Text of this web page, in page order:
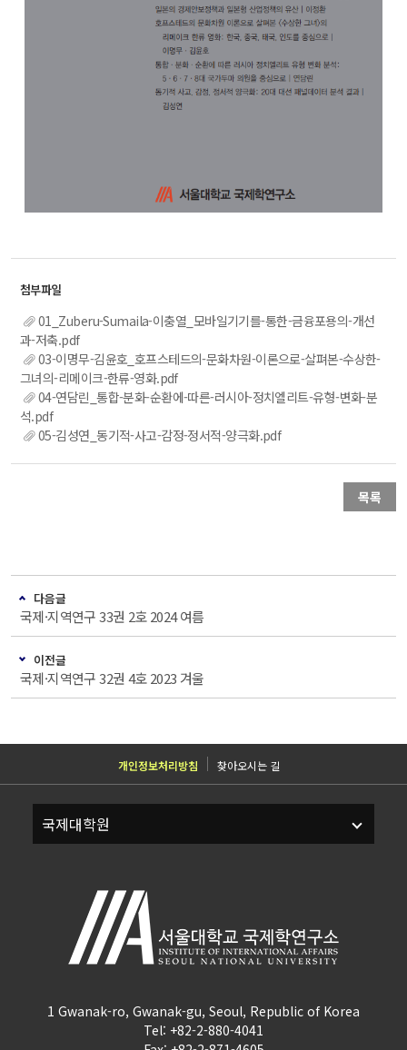
01_Zuberu-Sumaila-이충열_모바일기기를-통한-금융포용의-개선
과-저축.pdf
03-이명무-김윤호_호프스테드의-문화차원-이론으로-살펴본-수상한-
그녀의-리메이크-한류-영화.pdf
04-연담린_통합-분화-순환에-따른-러시아-정치엘리트-유형-변화-분
석.pdf
05-김성연_동기적-사고-감정-정서적-양극화.pdf
목록
다음글
국제·지역연구 33권 2호 2024 여름
이전글
국제·지역연구 32권 4호 2023 겨울
개인정보처리방침 찾아오시는 길
1 Gwanak-ro, Gwanak-gu, Seoul, Republic of Korea
Tel: +82-2-880-4041